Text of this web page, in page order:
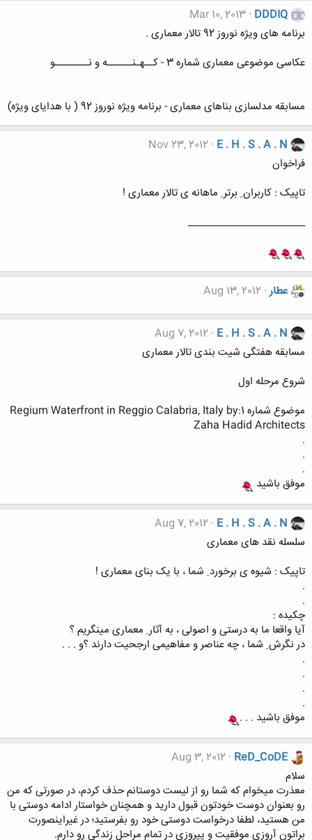
DDDIQ
Mar 10, 2013
برنامه های ویژه نوروز 92 تالار معماری .
عکاسی موضوعی معماری شماره 3 - کــهـنــــــه و نــــــــو
مسابقه مدلسازی بناهای معماری - برنامه ویژه نوروز 92 ( با هدایای ویژه)
E . H . S . A . N
Nov 23, 2012
فراخوان
تاپیک : کاربران ِ برتر ِ ماهانه ی تالار معماری !
________________________
عطار Aug 13, 2012
E . H . S . A . N
Aug 7, 2012
مسابقه هفتگی شیت بندی تالار معماری
شروع مرحله اول
موضوع شماره 1:Regium Waterfront in Reggio Calabria, Italy by
Zaha Hadid Architects
.
.
.
موفق باشید
E . H . S . A . N
Aug 7, 2012
سلسله نقد های معماری
تاپیک : شیوه ی برخورد ِ شما ، با یک بنای معماری !
.
.
چکیده :
آیا واقعا ما به درستی و اصولی ، به آثار ِ معماری مینگریم ؟
در نگرش ِ شما ، چه عناصر و مفاهیمی ارجحیت دارند ؟و . . .
.
.
.
.
موفق باشید . . .
ReD_CoDE
Aug 3, 2012
سلام
معذرت میخوام که شما رو از لیست دوستانم حذف کردم، در صورتی که من
رو بعنوان دوست خودتون قبول دارید و همچنان خواستار ادامه دوستی با
من هستید، لطفا درخواست دوستی خود رو بفرستید؛ در غیراینصورت
براتون آروزی موفقیت و پیروزی در تمام مراحل زندگی رو دارم.